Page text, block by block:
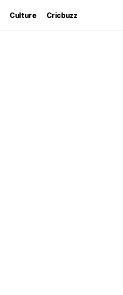
Culture Cricbuzz